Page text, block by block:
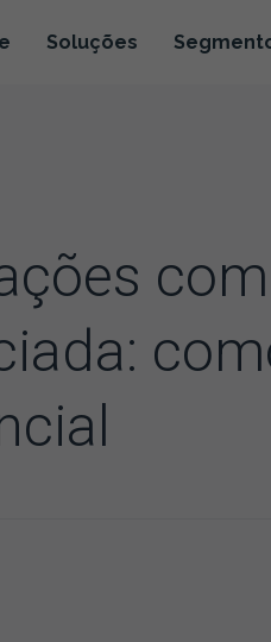
Soluções